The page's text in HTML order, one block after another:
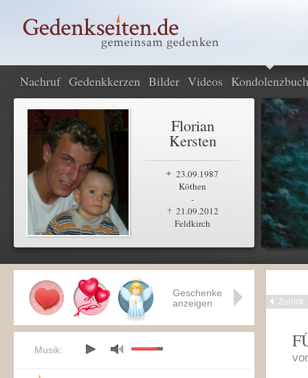
Nachruf Gedenkkerzen Bilder Videos Kondolenzbuch
Florian
Kersten
23.09.1987
Köthen
-
21.09.2012
Feldkirch
Zurück
Geschenke
anzeigen
Musik: